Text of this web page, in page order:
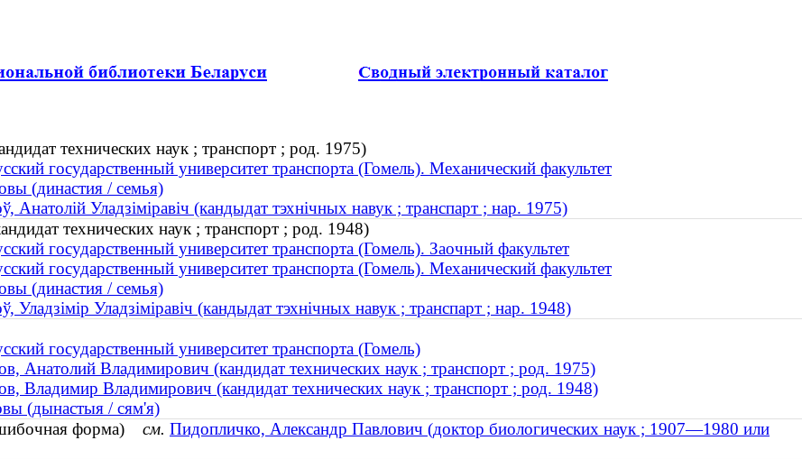
технических наук ; транспорт ; род. 1975)
государственный университет транспорта (Гомель). Механический факультет
(династия / семья)
Анатолій Уладзіміравіч (кандыдат тэхнічных навук ; транспарт ; нар. 1975)
технических наук ; транспорт ; род. 1948)
государственный университет транспорта (Гомель). Заочный факультет
государственный университет транспорта (Гомель). Механический факультет
(династия / семья)
Уладзімір Уладзіміравіч (кандыдат тэхнічных навук ; транспарт ; нар. 1948)
государственный университет транспорта (Гомель)
Анатолий Владимирович (кандидат технических наук ; транспорт ; род. 1975)
Владимир Владимирович (кандидат технических наук ; транспорт ; род. 1948)
(дынастыя / сям'я)
форма) см. Пидопличко, Александр Павлович (доктор биологических наук ; 1907—1980 или